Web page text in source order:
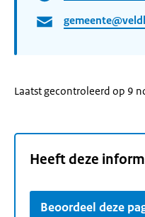
Laatst gecontroleerd op 9
Heeft deze
Beoordeel deze